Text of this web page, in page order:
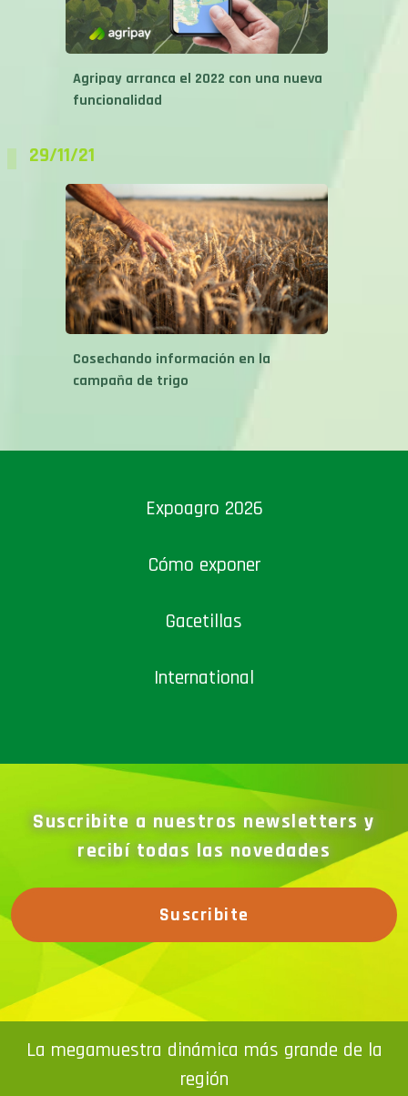
Agripay arranca el 2022 con una nueva
funcionalidad
29/11/21
Cosechando información en la
campaña de trigo
Expoagro 2026
Cómo exponer
Gacetillas
International
Suscribite a nuestros newsletters y
recibí todas las novedades
Suscribite
La megamuestra dinámica más grande de la
región